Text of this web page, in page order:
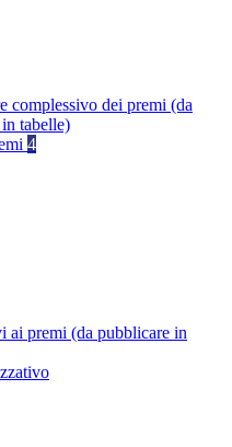
complessivo dei premi (da
tabelle)
4
ai premi (da pubblicare in